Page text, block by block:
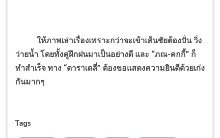
ให้ภาพเล่าเรื่องเพราะกว่าจะเข้าเส้นชัยต้องปั่น วิ่ง
ว่ายน้ำ โดยทั้งคู่ฝึกฝนมาเป็นอย่างดี และ “ภณ-คกกี้” ก็
ทำสำเร็จ ทาง “ดาราเดลี่” ต้องขอแสดงความยินดีด้วยเก่ง
กันมากๆ
Tags